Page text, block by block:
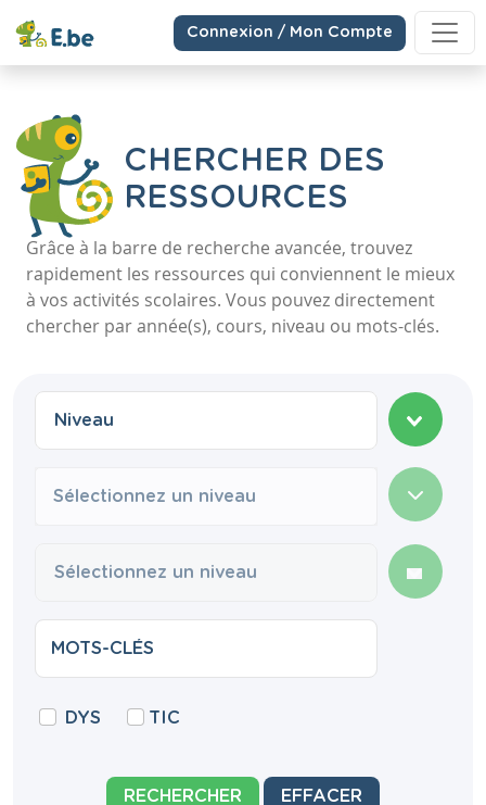
Connexion / Mon Compte
CHERCHER DES
RESSOURCES
Grâce à la barre de recherche avancée, trouvez
rapidement les ressources qui conviennent le mieux
à vos activités scolaires. Vous pouvez directement
chercher par année(s), cours, niveau ou mots-clés.
Sélectionnez un niveau
DYS TIC
RECHERCHER EFFACER